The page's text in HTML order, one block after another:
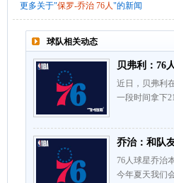
更多关于"保罗-乔治 76人"的新闻
球队相关动态
贝弗利：76
近日，贝弗利
一段时间拿下
乔治：和队
76人球星乔治
今年夏天我们